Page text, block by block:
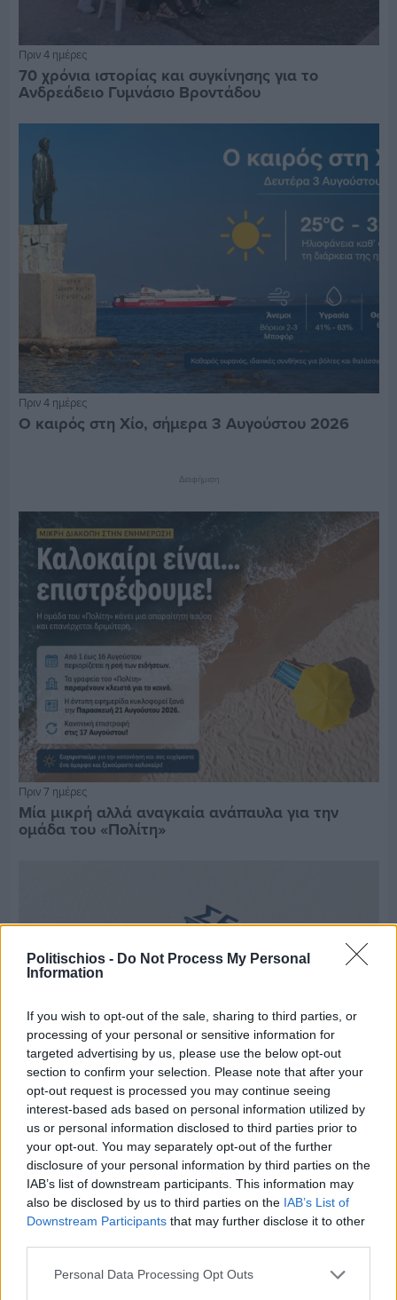
Politischios - Do Not Process My Personal
Information
If you wish to opt-out of the sale, sharing to third parties, or
processing of your personal or sensitive information for
targeted advertising by us, please use the below opt-out
section to confirm your selection. Please note that after your
opt-out request is processed you may continue seeing
interest-based ads based on personal information utilized by
us or personal information disclosed to third parties prior to
your opt-out. You may separately opt-out of the further
disclosure of your personal information by third parties on the
IAB’s list of downstream participants. This information may
also be disclosed by us to third parties on the IAB’s List of
Downstream Participants that may further disclose it to other
Personal Data Processing Opt Outs
Πριν 4 ημέρες
70 χρόνια ιστορίας και συγκίνησης για το
Ανδρεάδειο Γυμνάσιο Βροντάδου
Πριν 4 ημέρες
Ο καιρός στη Χίο, σήμερα 3 Αυγούστου 2026
Διαφήμιση
Πριν 7 ημέρες
Μία μικρή αλλά αναγκαία ανάπαυλα για την
ομάδα του «Πολίτη»
Πριν 7 ημέρες
Τρίτος στη σφαιροβολία στη διεθνή συνάντηση
Ελλάδας–Κύπρου Κ18 ο Δημήτρης Τέλλιος